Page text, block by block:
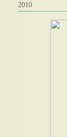
2010